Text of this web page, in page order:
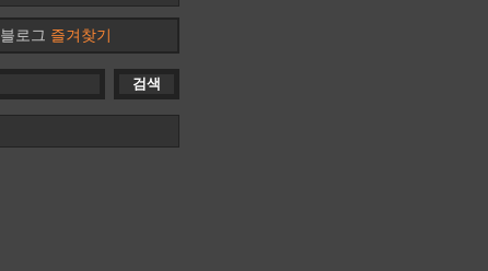
블로그 즐겨찾기